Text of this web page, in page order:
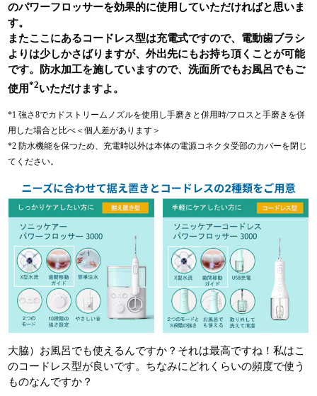
のパワーフロッサーを効果的に使用していただければと思いま
す。
またここにあるコードレス型は充電式ですので、電動歯ブラシ
よりは少しかさばりますが、外出先にもお持ち頂くことが可能
です。防水加工を施していますので、洗面所でもお風呂でもご
使用*2いただけますよ。
*1 強さ8でカドストリームノズルを使用し手磨きと併用時/フロスと手磨きを併
用した場合と比べ＜個人差があります＞
*2 防水機能を保つため、充電時以外は本体の電源コネクタ受部のカバーを閉じ
てください。
大脇）お風呂でも使えるんですか？それは最高ですね！私はこ
のコードレス型が良いです。ちなみにどれくらいの頻度で使う
ものなんですか？